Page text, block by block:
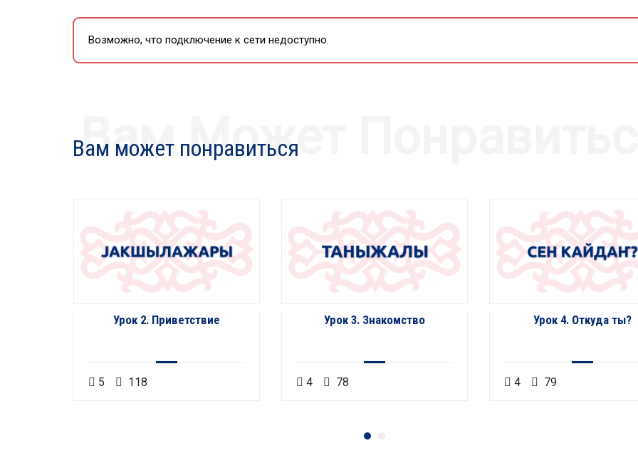
Возможно, что подключение к сети недоступно.
Вам может понравиться
Вам Может Понравиться
Урок 2. Приветствие
5 118
Урок 3. Знакомство
4 78
Урок 4. Откуда ты?
4 79